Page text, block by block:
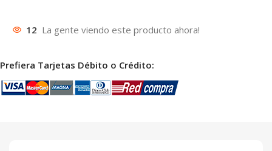
12 La gente viendo este producto ahora!
Prefiera Tarjetas Débito o Crédito: